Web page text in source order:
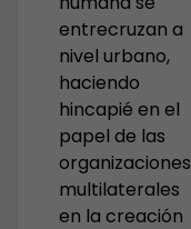
entrecruzan a
nivel urbano,
haciendo
hincapié en el
papel de las
organizaciones
multilaterales
en la creación